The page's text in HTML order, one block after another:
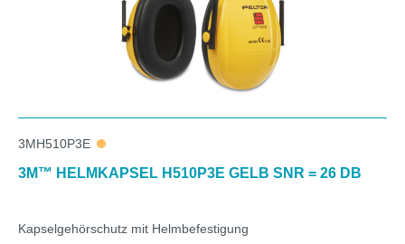
3MH510P3E
3M™ HELMKAPSEL H510P3E GELB SNR = 26 DB
Kapselgehörschutz mit Helmbefestigung